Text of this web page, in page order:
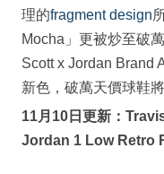
理的fragment design
Mocha」更被炒至破
Scott x Jordan Brand
新色，破萬天價球鞋
11月10日更新：
Jordan 1 Low Retro